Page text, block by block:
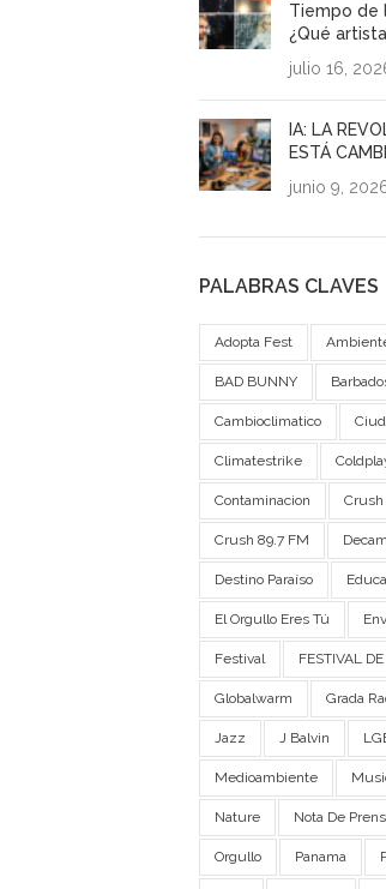
Tiempo de
¿Qué
julio 16,
IA: LA
ESTÁ
junio 9,
PALABRAS CLAVES
Adopta Fest
BAD BUNNY
Cambioclimatico
Climatestrike
Contaminacion Crush
Crush 89.7 FM
Destino Paraíso
El Orgullo Eres Tú
Festival FESTIVAL
Globalwarm Grada
Jazz J Balvin
Medioambiente
Nature Nota De
Orgullo Panama